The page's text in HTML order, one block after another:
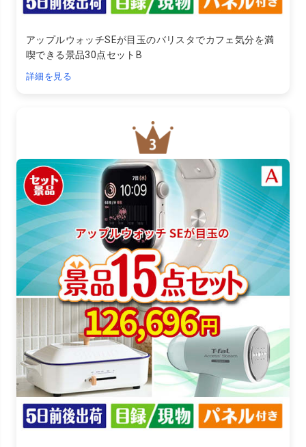
アップルウォッチSEが目玉のバリスタでカフェ気分を満
喫できる景品30点セットB
詳細を見る